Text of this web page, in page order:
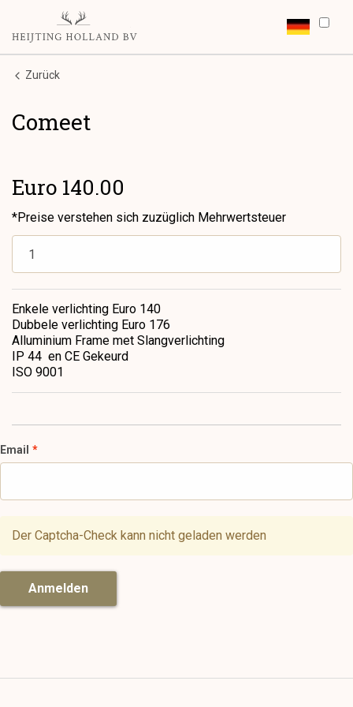
Zurück
Comeet
Euro 140.00
*Preise verstehen sich zuzüglich Mehrwertsteuer
Enkele verlichting Euro 140
Dubbele verlichting Euro 176
Alluminium Frame met Slangverlichting
IP 44 en CE Gekeurd
ISO 9001
Email
Der Captcha-Check kann nicht geladen werden
Anmelden